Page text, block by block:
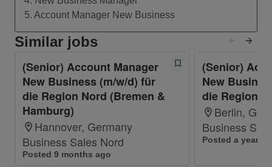
dieser Basis ein für den Kunden individuelles
Lösungskonzept.
Du strukturierst und managst
Vertriebsprojekte und arbeitest eng mit
Deinem Spezialisten Team zusammen, um
den digitalen Wandel bei den Kund:innen
voranzutreiben.
Du entwickelst Dich stetig in den digitalen
Themen weiter, um zukunftsorientierte
Lösungen für und mit dem Kunden
entwickeln zu können.
5. Account Manager New Business
Similar jobs
(Senior) Account Manager
New Business (m/w/d) für
die Region Nord (Bremen &
Hamburg)
Hannover, Germany
Business Sales Nord
Posted 9 months ago
(Senior)
New
die Region
Berlin,
Business
Posted a year